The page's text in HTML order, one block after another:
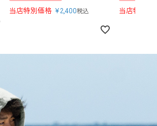
当店特別価格 ¥2,400税込 当店特別価格